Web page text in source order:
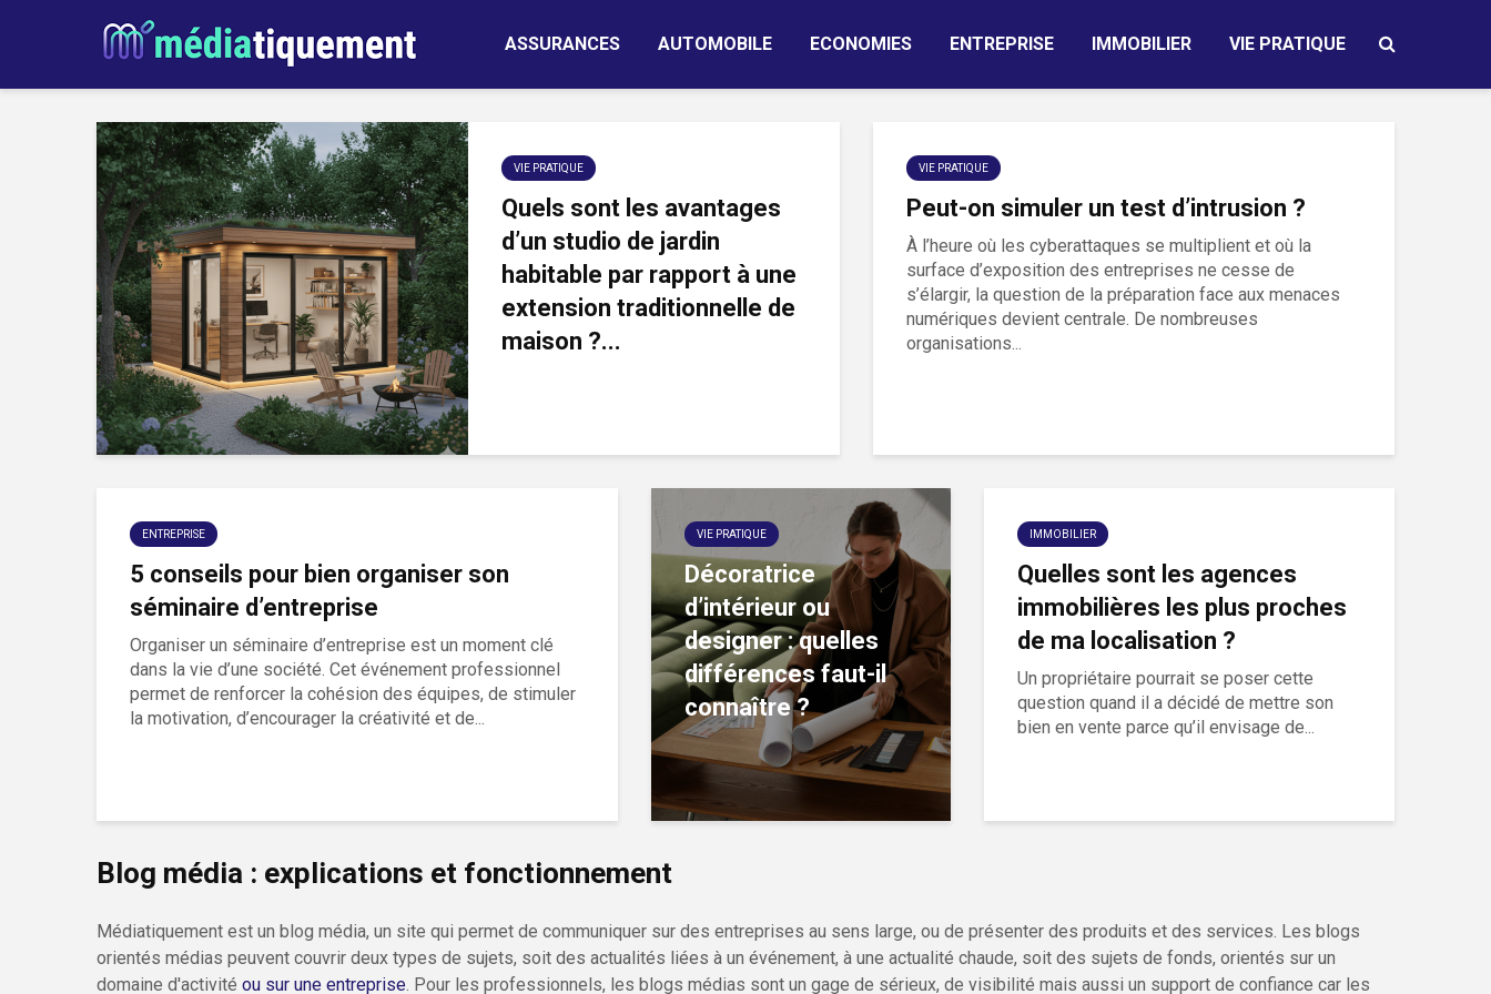
ASSURANCES AUTOMOBILE ECONOMIES ENTREPRISE IMMOBILIER VIE PRATIQUE
VIE PRATIQUE
Quels sont les avantages
d’un studio de jardin
habitable par rapport à une
extension traditionnelle de
maison ?...
VIE PRATIQUE
Peut-on simuler un test d’intrusion ?
À l’heure où les cyberattaques se multiplient et où la
surface d’exposition des entreprises ne cesse de
s’élargir, la question de la préparation face aux menaces
numériques devient centrale. De nombreuses
organisations...
ENTREPRISE
5 conseils pour bien organiser son
séminaire d’entreprise
Organiser un séminaire d’entreprise est un moment clé
dans la vie d’une société. Cet événement professionnel
permet de renforcer la cohésion des équipes, de stimuler
la motivation, d’encourager la créativité et de...
VIE PRATIQUE
Décoratrice
d’intérieur ou
designer : quelles
différences faut-il
connaître ?
IMMOBILIER
Quelles sont les agences
immobilières les plus proches
de ma localisation ?
Un propriétaire pourrait se poser cette
question quand il a décidé de mettre son
bien en vente parce qu’il envisage de...
Blog média : explications et fonctionnement
Médiatiquement est un blog média, un site qui permet de communiquer sur des entreprises au sens large, ou de présenter des produits et des services. Les blogs
orientés médias peuvent couvrir deux types de sujets, soit des actualités liées à un événement, à une actualité chaude, soit des sujets de fonds, orientés sur un
domaine d'activité ou sur une entreprise. Pour les professionnels, les blogs médias sont un gage de sérieux, de visibilité mais aussi un support de confiance car les